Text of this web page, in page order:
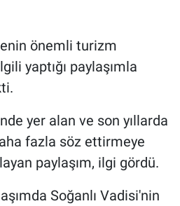
önemli turizm
yaptığı paylaşımla
yer alan ve son yıllarda
fazla söz ettirmeye
paylaşım, ilgi gördü.
Soğanlı Vadisi'nin